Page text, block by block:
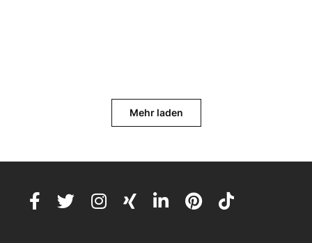
Mehr laden